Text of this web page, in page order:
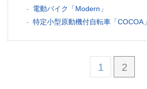
電動バイク「Modern」
特定小型原動機付自転車「COCOA」
1 2